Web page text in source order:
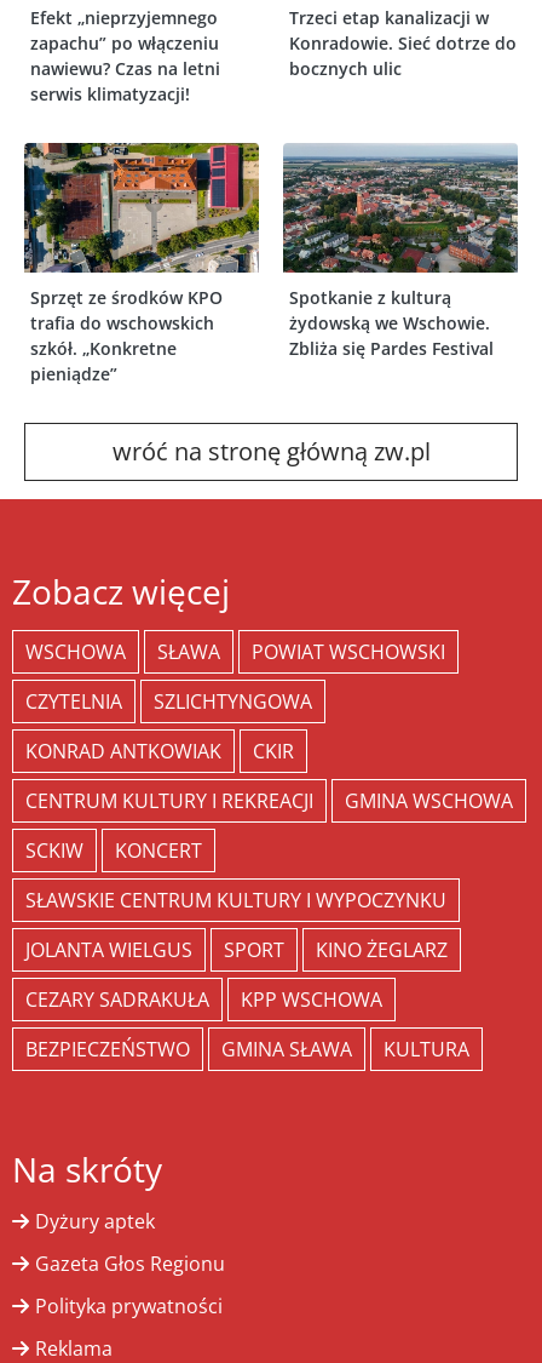
Efekt „nieprzyjemnego
zapachu” po włączeniu
nawiewu? Czas na letni
serwis klimatyzacji!
Trzeci etap kanalizacji w
Konradowie. Sieć dotrze do
bocznych ulic
Sprzęt ze środków KPO
trafia do wschowskich
szkół. „Konkretne
pieniądze”
Spotkanie z kulturą
żydowską we Wschowie.
Zbliża się Pardes Festival
wróć na stronę główną zw.pl
Zobacz więcej
WSCHOWA SŁAWA
POWIAT WSCHOWSKI
CZYTELNIA
SZLICHTYNGOWA
KONRAD ANTKOWIAK
CKIR
CENTRUM KULTURY I REKREACJI
GMINA WSCHOWA
SCKIW
KONCERT
SŁAWSKIE CENTRUM KULTURY I WYPOCZYNKU
JOLANTA WIELGUS
SPORT
KINO ŻEGLARZ
CEZARY SADRAKUŁA
KPP WSCHOWA
BEZPIECZEŃSTWO
GMINA SŁAWA KULTURA
Na skróty
Dyżury aptek
Gazeta Głos Regionu
Polityka prywatności
Reklama